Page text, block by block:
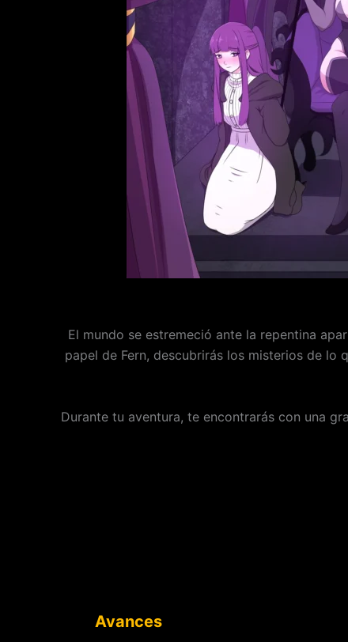
El mundo se estremeció ante la repentina
papel de Fern, descubrirás los misterios de lo
Durante tu aventura, te encontrarás con una
Avances